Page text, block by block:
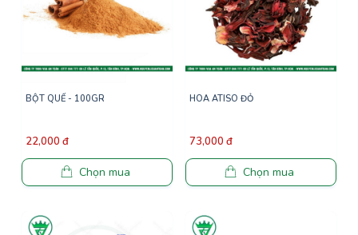
BỘT QUẾ - 100GR
22,000 đ
Chọn mua
HOA ATISO ĐỎ
73,000 đ
Chọn mua